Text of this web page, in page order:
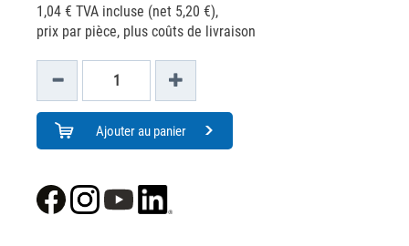
1,04 € TVA incluse (net 5,20 €),
prix par pièce, plus coûts de livraison
Ajouter au panier